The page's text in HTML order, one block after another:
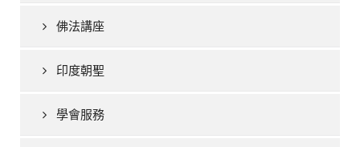
佛法講座
印度朝聖
學會服務